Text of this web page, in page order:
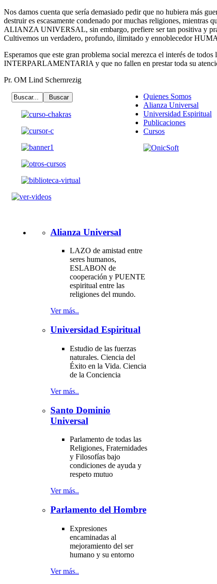
Nos damos cuenta que sería demasiado pedir que no hubiera más
destruir es escasamente condenado por muchas religiones, mientras
ALIANZA UNIVERSAL, sin embargo, prefiere ser tan positiva y
Cultivemos un verdadero, profundo, ilimitado y ennoblecedor
Esperamos que este gran problema social merezca el interés de
INTERPARLAMENTARIA y que no fallen en prestar toda su
Pr. OM Lind Schernrezig
Alianza Universal
LAZO de amistad entre
seres humanos,
ESLABON de
cooperación y PUENTE
espiritual entre las
religiones del mundo.
Ver más..
Universidad Espiritual
Estudio de las fuerzas
naturales. Ciencia del
Éxito en la Vida. Ciencia
de la Conciencia
Ver más..
Santo Dominio
Universal
Parlamento de todas las
Religiones, Fraternidades
y Filosofías bajo
condiciones de ayuda y
respeto mutuo
Ver más..
Parlamento del Hombre
Expresiones
encaminadas al
mejoramiento del ser
humano y su entorno
Ver más..
Quienes Somos
Alianza Universal
Universidad Espiritual
Publicaciones
Cursos